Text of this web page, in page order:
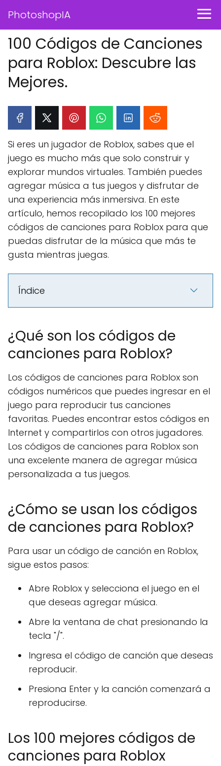
PhotoshopIA
100 Códigos de Canciones
para Roblox: Descubre las
Mejores.
Si eres un jugador de Roblox, sabes que el
juego es mucho más que solo construir y
explorar mundos virtuales. También puedes
agregar música a tus juegos y disfrutar de
una experiencia más inmersiva. En este
artículo, hemos recopilado los 100 mejores
códigos de canciones para Roblox para que
puedas disfrutar de la música que más te
gusta mientras juegas.
Índice
¿Qué son los códigos de
canciones para Roblox?
Los códigos de canciones para Roblox son
códigos numéricos que puedes ingresar en el
juego para reproducir tus canciones
favoritas. Puedes encontrar estos códigos en
Internet y compartirlos con otros jugadores.
Los códigos de canciones para Roblox son
una excelente manera de agregar música
personalizada a tus juegos.
¿Cómo se usan los códigos
de canciones para Roblox?
Para usar un código de canción en Roblox,
sigue estos pasos:
Abre Roblox y selecciona el juego en el
que deseas agregar música.
Abre la ventana de chat presionando la
tecla "/".
Ingresa el código de canción que deseas
reproducir.
Presiona Enter y la canción comenzará a
reproducirse.
Los 100 mejores códigos de
canciones para Roblox